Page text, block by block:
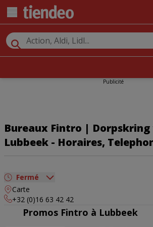
Publicité
Bureaux Fintro | Dorpskring
Lubbeek - Horaires,
Fermé
dimanche
lundi
Carte
+32 (0)16 63 42 42
Promos Fintro à Lubbeek